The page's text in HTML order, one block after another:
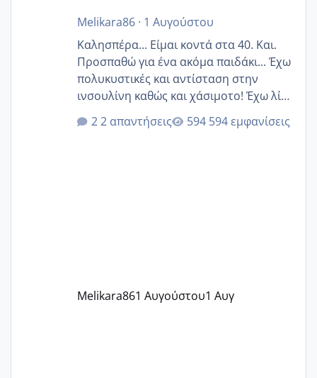
Melikara86· 1 Αυγούστου
Καλησπέρα... Είμαι κοντά στα 40. Και.
Προσπαθώ για ένα ακόμα παιδάκι... Έχω
πολυκυστικές και αντίσταση στην
ινσουλίνη καθώς και χάσιμοτο! Έχω λίγα
κιλά παραπάνω και όσο κ αν προσπαθώ
δεν χάνω εύκολα! Προσπαθώ για ακόμη
2 απαντήσεις 594 εμφανίσεις
Melikara861 Αυγούστου1 Αυγ